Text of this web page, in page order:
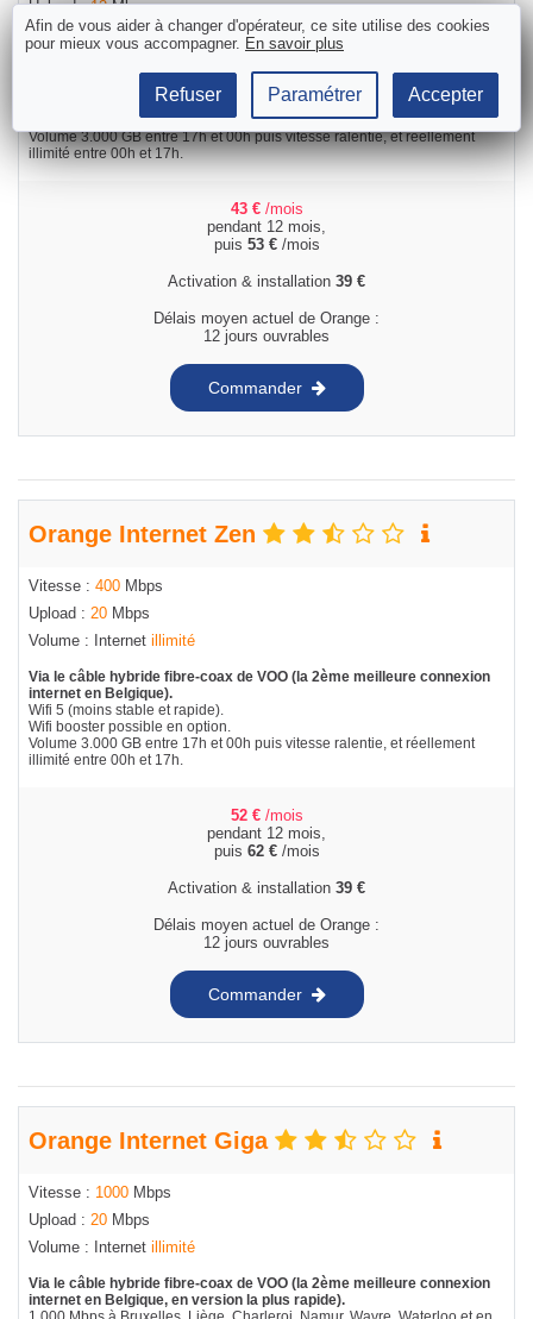
Upload :12Mbps
Volume : Internet illimité
Via le câble hybride fibre-coax de VOO (la 2ème meilleure connexion
internet en Belgique, en version la moins rapide).
Wifi 5 (moins stable et rapide).
Wifi booster possible en option.
Volume 3.000 GB entre 17h et 00h puis vitesse ralentie, et réellement
illimité entre 00h et 17h.
43 € /mois
pendant 12 mois,
puis 53 €/mois
Activation & installation 39 €
Délais moyen actuel de Orange :
12 jours ouvrables
Commander
Orange Internet Zen
Vitesse : 400 Mbps
Upload : 20 Mbps
Volume : Internet illimité
Via le câble hybride fibre-coax de VOO (la 2ème meilleure connexion
internet en Belgique).
Wifi 5 (moins stable et rapide).
Wifi booster possible en option.
Volume 3.000 GB entre 17h et 00h puis vitesse ralentie, et réellement
illimité entre 00h et 17h.
52 € /mois
pendant 12 mois,
puis 62 €/mois
Activation & installation 39 €
Délais moyen actuel de Orange :
12 jours ouvrables
Commander
Orange Internet Giga
Vitesse : 1000 Mbps
Upload : 20 Mbps
Volume : Internet illimité
Via le câble hybride fibre-coax de VOO (la 2ème meilleure connexion
internet en Belgique, en version la plus rapide).
Afin de vous aider à changer d'opérateur, ce site utilise des cookies
pour mieux vous accompagner. En savoir plus
Refuser Paramétrer Accepter